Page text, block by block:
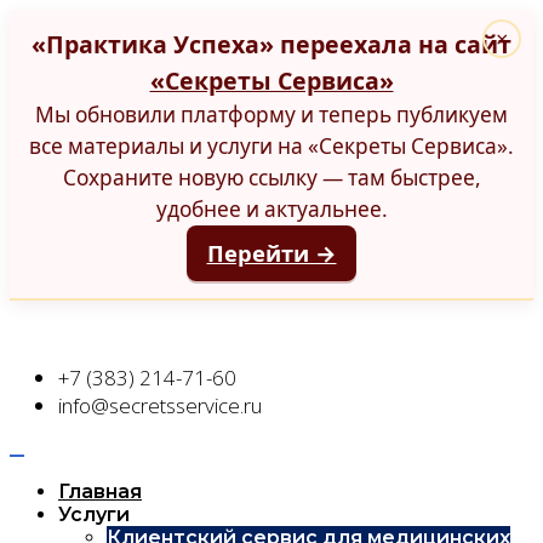
«Практика Успеха» переехала на сайт
«Секреты Сервиса»
Мы обновили платформу и теперь публикуем
все материалы и услуги на «Секреты Сервиса».
Сохраните новую ссылку — там быстрее,
удобнее и актуальнее.
Перейти →
×
+7 (383) 214-71-60
info@secretsservice.ru
Главная
Услуги
Клиентский сервис для медицинских